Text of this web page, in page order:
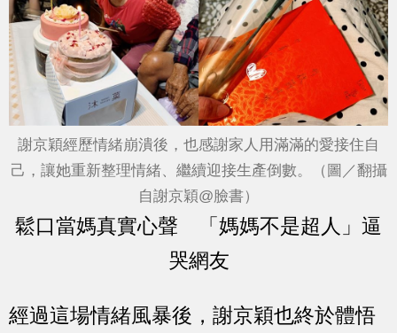
謝京穎經歷情緒崩潰後，也感謝家人用滿滿的愛接住自
己，讓她重新整理情緒、繼續迎接生產倒數。（圖／翻攝
自謝京穎@臉書）
鬆口當媽真實心聲 「媽媽不是超人」逼
哭網友
經過這場情緒風暴後，謝京穎也終於體悟